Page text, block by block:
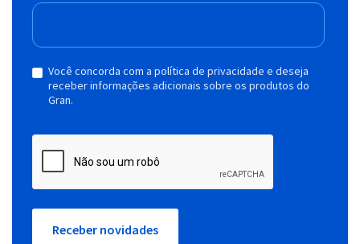
Você concorda com a política de privacidade e deseja
receber informações adicionais sobre os produtos do
Gran.
Receber novidades